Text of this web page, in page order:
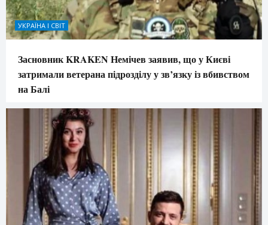
УКРАЇНА І СВІТ
Засновник KRAKEN Немічев заявив, що у Києві
затримали ветерана підрозділу у зв’язку із вбивством
на Балі